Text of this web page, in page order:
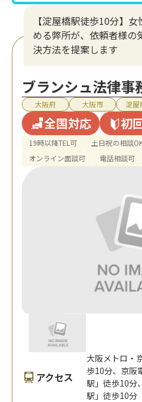
【淀屋橋駅徒歩10分】
める弊所が、依頼者様の
決方法を提案します
ブランシュ法律事
大阪府 大阪市 淀屋
全国対応 初
19時以降TEL可 土日祝の相談
オンライン面談可
電話相談可
アクセス
大阪メトロ・
歩10分、京阪
駅」徒歩10分
駅」徒歩10分